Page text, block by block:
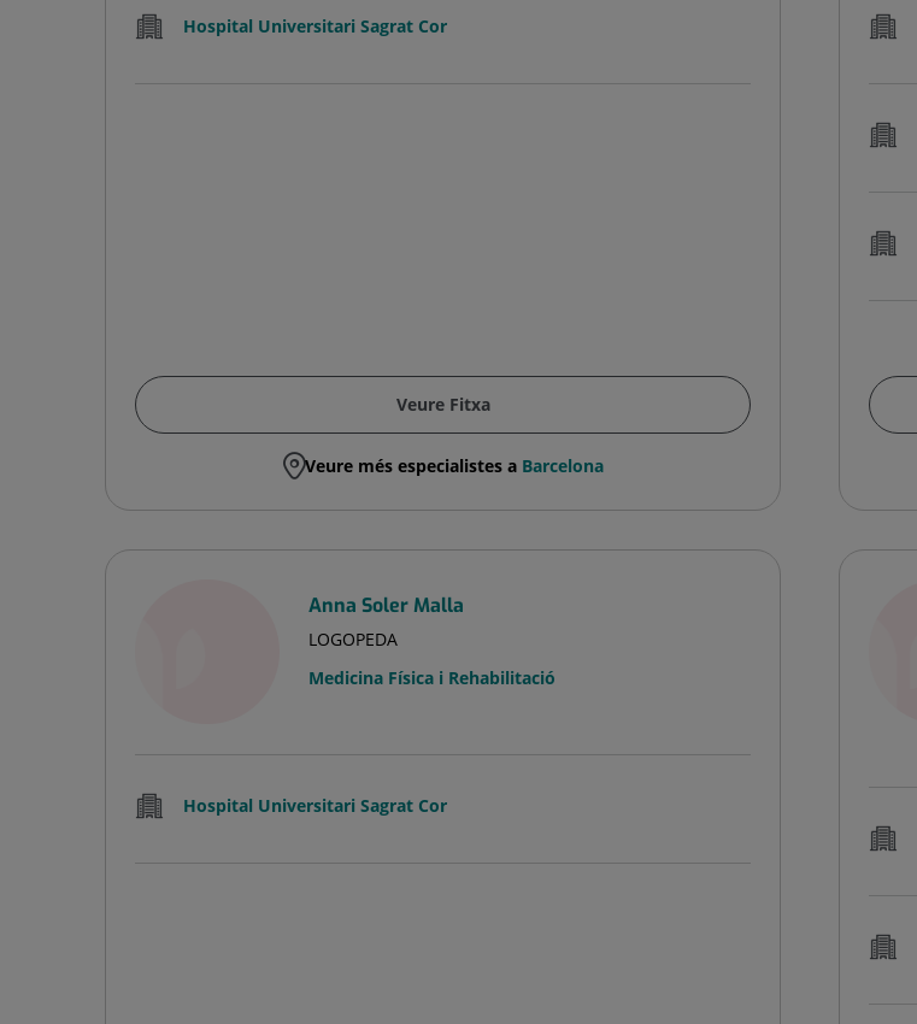
Hospital Universitari Sagrat Cor
Veure Fitxa
Veure més especialistes a Barcelona
Anna Soler Malla
LOGOPEDA
Medicina Física i Rehabilitació
Hospital Universitari Sagrat Cor